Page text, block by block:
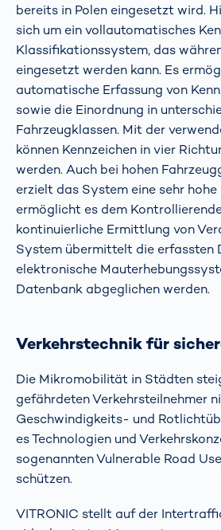
bereits in Polen eingesetzt wird.
sich um ein vollautomatisches
Klassifikationssystem, das
eingesetzt werden kann. Es
automatische Erfassung von
sowie die Einordnung in
Fahrzeugklassen. Mit der
können Kennzeichen in vier
werden. Auch bei hohen
erzielt das System eine sehr
ermöglicht es dem
kontinuierliche Ermittlung von
System übermittelt die erfassten
elektronische
Datenbank abgeglichen werden.
Verkehrstechnik für
Die Mikromobilität in Städten
gefährdeten Verkehrsteilnehmer
Geschwindigkeits- und
es Technologien und
sogenannten Vulnerable Road
schützen.
VITRONIC stellt auf der